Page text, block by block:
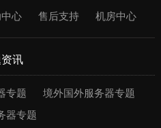
心 售后支持 机房中心
讯
专题
境外国外服务器专题
器专题